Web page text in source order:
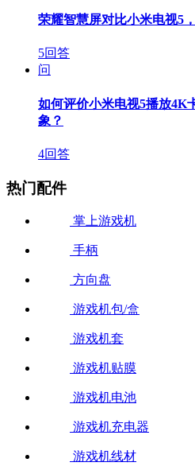
荣耀智慧屏对比小米电视5
5回答
问
如何评价小米电视5播放4K
象？
4回答
热门配件
掌上游戏机
手柄
方向盘
游戏机包/盒
游戏机套
游戏机贴膜
游戏机电池
游戏机充电器
游戏机线材